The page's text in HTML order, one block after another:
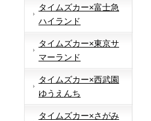
タイムズカー×富士急
ハイランド
タイムズカー×東京サ
マーランド
タイムズカー×西武園
ゆうえんち
タイムズカー×さがみ